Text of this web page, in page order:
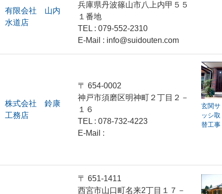
有限会社 山内
水道店
兵庫県丹波篠山市八上内甲５５
１番地
TEL : 079-552-2310
E-Mail : info@suidouten.com
株式会社 鈴康
工務店
〒 654-0002
神戸市須磨区明神町２丁目２－
１６
TEL : 078-732-4223
E-Mail :
玄関サ
ッシ取
替工事
〒 651-1411
西宮市山口町名来2丁目１７－